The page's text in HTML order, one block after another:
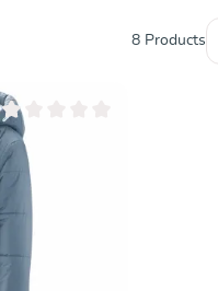
8 Products
Note moyenne de 0 sur 5 étoiles